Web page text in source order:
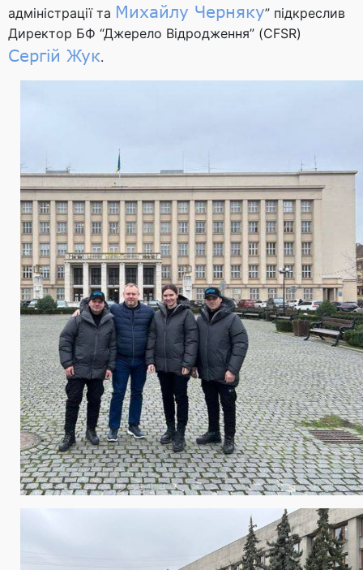
адміністрації та Михайлу Черняку” підкреслив
Директор БФ “Джерело Відродження” (CFSR)
Сергій Жук.